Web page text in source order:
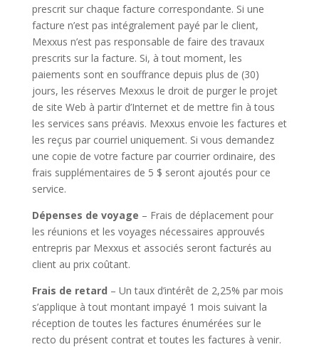
prescrit sur chaque facture correspondante. Si une
facture n’est pas intégralement payé par le client,
Mexxus n’est pas responsable de faire des travaux
prescrits sur la facture. Si, à tout moment, les
paiements sont en souffrance depuis plus de (30)
jours, les réserves Mexxus le droit de purger le projet
de site Web à partir d’Internet et de mettre fin à tous
les services sans préavis. Mexxus envoie les factures et
les reçus par courriel uniquement. Si vous demandez
une copie de votre facture par courrier ordinaire, des
frais supplémentaires de 5 $ seront ajoutés pour ce
service.
Dépenses de voyage – Frais de déplacement pour
les réunions et les voyages nécessaires approuvés
entrepris par Mexxus et associés seront facturés au
client au prix coûtant.
Frais de retard – Un taux d’intérêt de 2,25% par mois
s’applique à tout montant impayé 1 mois suivant la
réception de toutes les factures énumérées sur le
recto du présent contrat et toutes les factures à venir.